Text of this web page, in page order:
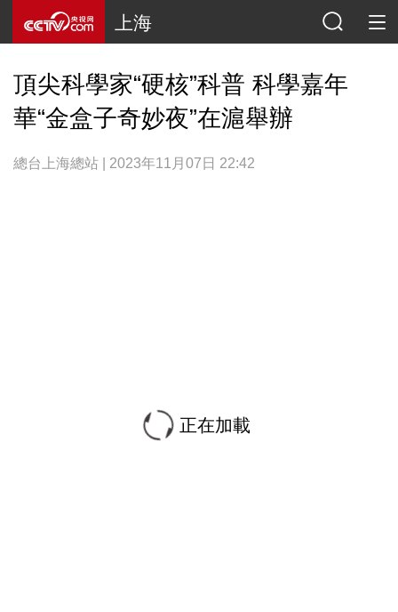
上海
頂尖科學家“硬核”科普 科學嘉年
華“金盒子奇妙夜”在滬舉辦
總台上海總站 | 2023年11月07日 22:42
正在加載